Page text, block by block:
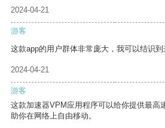
2024-04-21
游客
这款app的用户群体非常庞大，我可以结识到
2024-04-21
游客
这款加速器VPM应用程序可以给你提供最高
助你在网络上自由移动。